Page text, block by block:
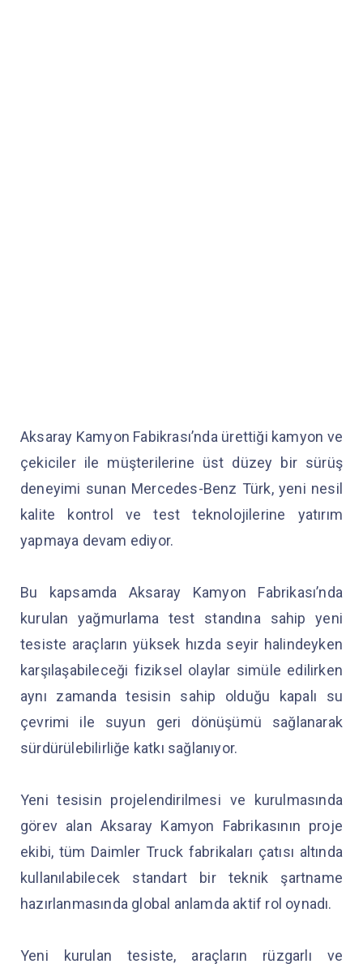
Aksaray Kamyon Fabikrası’nda ürettiği kamyon ve
çekiciler ile müşterilerine üst düzey bir sürüş
deneyimi sunan Mercedes-Benz Türk, yeni nesil
kalite kontrol ve test teknolojilerine yatırım
yapmaya devam ediyor.
Bu kapsamda Aksaray Kamyon Fabrikası’nda
kurulan yağmurlama test standına sahip yeni
tesiste araçların yüksek hızda seyir halindeyken
karşılaşabileceği fiziksel olaylar simüle edilirken
aynı zamanda tesisin sahip olduğu kapalı su
çevrimi ile suyun geri dönüşümü sağlanarak
sürdürülebilirliğe katkı sağlanıyor.
Yeni tesisin projelendirilmesi ve kurulmasında
görev alan Aksaray Kamyon Fabrikasının proje
ekibi, tüm Daimler Truck fabrikaları çatısı altında
kullanılabilecek standart bir teknik şartname
hazırlanmasında global anlamda aktif rol oynadı.
Yeni kurulan tesiste, araçların rüzgarlı ve